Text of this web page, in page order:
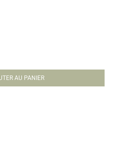
AU PANIER